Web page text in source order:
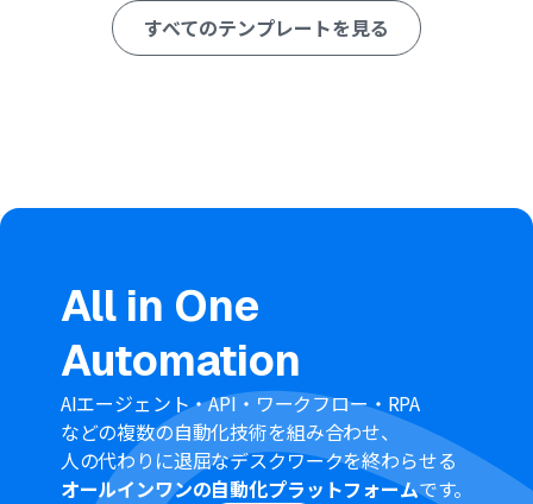
・トリガーは5分、10分、15分、30分、60分の間隔で起動間隔
を選択できます。すべてのテンプレートを見る
All in One
Automation
AIエージェント・API・ワークフロー・RPA
などの複数の自動化技術を組み合わせ、
人の代わりに退屈なデスクワークを終わらせる
オールインワンの自動化プラットフォームです。